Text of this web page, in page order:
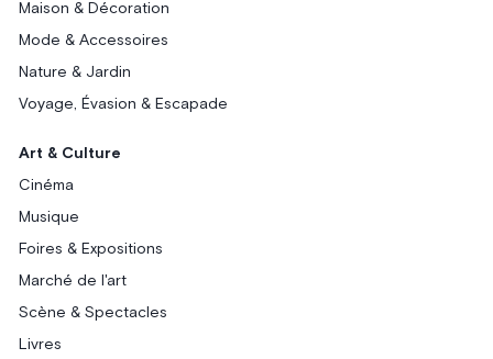
Maison & Décoration
Mode & Accessoires
Nature & Jardin
Voyage, Évasion & Escapade
Art & Culture
Cinéma
Musique
Foires & Expositions
Marché de l'art
Scène & Spectacles
Livres